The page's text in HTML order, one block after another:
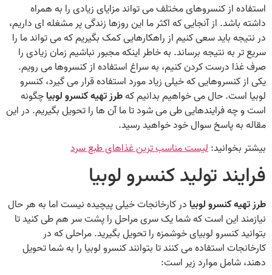
استفاده از کنسروهای مختلف می‌ تواند مزایای زیادی را به همراه
داشته باشد. از آنجایی که اکثر ما این روزها زندگی پر مشغله‌ ای داریم،
در نتیجه باید سعی کنیم از راهکارهایی کمک بگیریم که می‌ تواند ما را
سریع تر به نتیجه برساند‌. به خاطر اینکه مجبور نباشیم زمان زیادی را
صرف غذا درست کردن کنیم، به سراغ استفاده از کنسروها می‌ رویم.
یکی از کنسروهایی که خیلی زیاد مورد استفاده قرار می‌ گیرد، کنسرو
لوبیا است. حال می‌ خواهیم بدانیم کهطرز تهیه کنسرو لوبیاچگونه
است و چه فرایندهایی طی می‌ شود تا ما آن ها را تحویل بگیریم. در این
مقاله به پاسخ سوال خود خواهید رسید.
بیشتر بخوانید:لیست مناسب‌ ترین غذاهای طبع سرد
فرایند تولید کنسرو لوبیا
طرز تهیه کنسرو لوبیادر کارخانجات خیلی پیچیده نیست اما به هر حال
نیازمند این است که شما یک سری مراحل را پشت سر هم طی کنید تا
بتوانید کنسرو لوبیای خوشمزه را تحویل بگیرید. مراحلی که در
کارخانجات استفاده می‌ کنند تا بتوانند کنسرو لوبیا را به شما تحویل
دهند، شامل موارد زیر است: